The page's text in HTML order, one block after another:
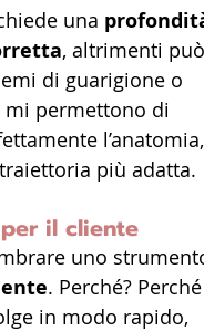
una
, altrimenti può
di guarigione o
mi permettono di
l’anatomia,
più adatta.
il cliente
uno
. Perché?
in modo rapido,